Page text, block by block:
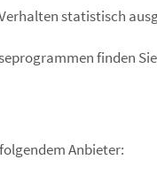
statistisch
finden
Anbieter: